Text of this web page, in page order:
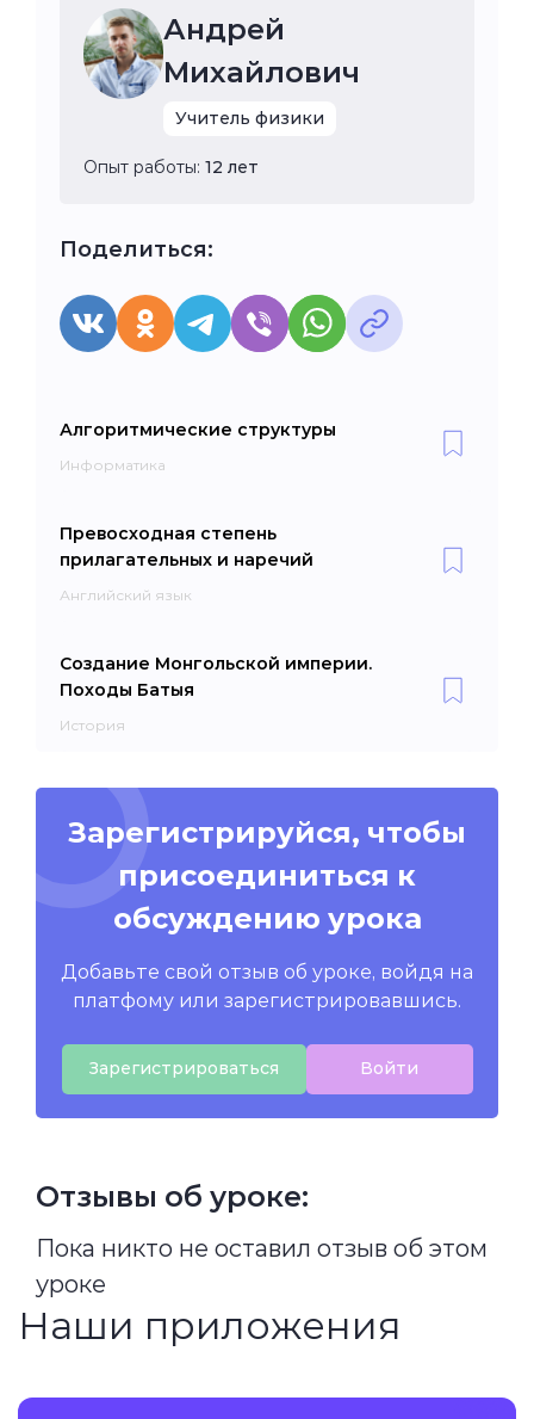
Андрей
Михайлович
Учитель физики
Опыт работы: 12 лет
Поделиться:
Алгоритмические структуры
Информатика
Превосходная степень
прилагательных и наречий
Английский язык
Создание Монгольской империи.
Походы Батыя
История
Зарегистрируйся, чтобы
присоединиться к
обсуждению урока
Добавьте свой отзыв об уроке, войдя на
платфому или зарегистрировавшись.
Зарегистрироваться Войти
Отзывы об уроке:
Пока никто не оставил отзыв об этом
уроке
Наши приложения